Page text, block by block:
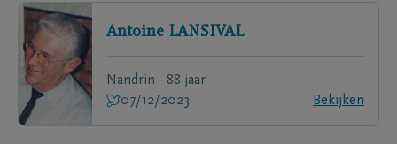
Antoine LANSIVAL
Nandrin - 88 jaar
07/12/2023
Bekijken